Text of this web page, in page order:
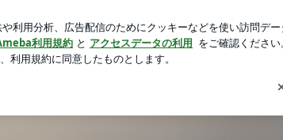
２０年７月１２日開催 | ファイナンシャル
ログイン